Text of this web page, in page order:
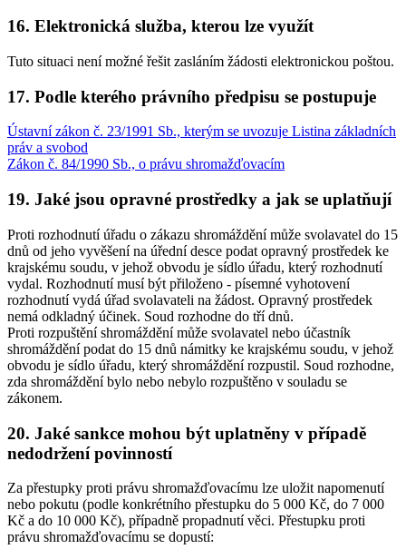
16. Elektronická služba, kterou lze využít
Tuto situaci není možné řešit zasláním žádosti elektronickou poštou.
17. Podle kterého právního předpisu se postupuje
Ústavní zákon č. 23/1991 Sb., kterým se uvozuje Listina základních
práv a svobod
Zákon č. 84/1990 Sb., o právu shromažďovacím
19. Jaké jsou opravné prostředky a jak se uplatňují
Proti rozhodnutí úřadu o zákazu shromáždění může svolavatel do 15
dnů od jeho vyvěšení na úřední desce podat opravný prostředek ke
krajskému soudu, v jehož obvodu je sídlo úřadu, který rozhodnutí
vydal. Rozhodnutí musí být přiloženo - písemné vyhotovení
rozhodnutí vydá úřad svolavateli na žádost. Opravný prostředek
nemá odkladný účinek. Soud rozhodne do tří dnů.
Proti rozpuštění shromáždění může svolavatel nebo účastník
shromáždění podat do 15 dnů námitky ke krajskému soudu, v jehož
obvodu je sídlo úřadu, který shromáždění rozpustil. Soud rozhodne,
zda shromáždění bylo nebo nebylo rozpuštěno v souladu se
zákonem.
20. Jaké sankce mohou být uplatněny v případě
nedodržení povinností
Za přestupky proti právu shromažďovacímu lze uložit napomenutí
nebo pokutu (podle konkrétního přestupku do 5 000 Kč, do 7 000
Kč a do 10 000 Kč), případně propadnutí věci. Přestupku proti
právu shromažďovacímu se dopustí: